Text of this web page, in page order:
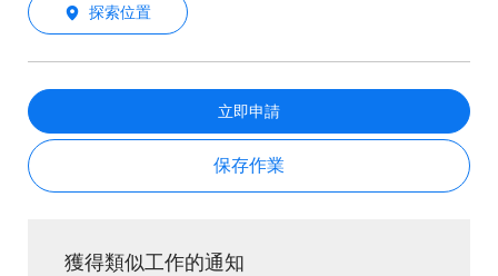
探索位置
立即申請
保存作業
獲得類似工作的通知